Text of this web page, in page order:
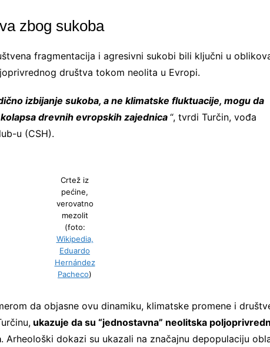
zbog sukoba
fragmentacija i agresivni sukobi bili ključni u
društva tokom neolita u Evropi.
izbijanje sukoba, a ne klimatske fluktuacije, mogu da
drevnih evropskih zajednica “, tvrdi Turčin, vođa
u (CSH).
Crtež iz
pećine,
verovatno
mezolit
(foto:
Wikipedia,
Eduardo
Hernández
Pacheco)
da objasne ovu dinamiku, klimatske promene i
ukazuje da su “jednostavna” neolitska
. Arheološki dokazi su ukazali na značajnu depopulaciju